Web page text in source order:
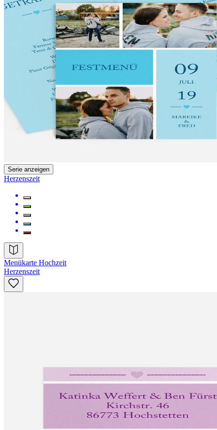
Serie anzeigen
Herzenszeit
Menükarte Hochzeit
Herzenszeit